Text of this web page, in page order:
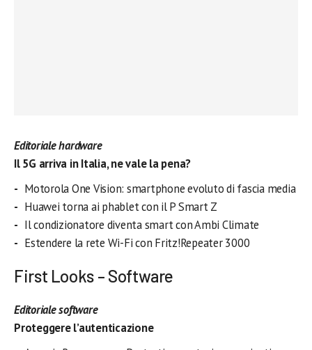
Editoriale hardware
Il 5G arriva in Italia, ne vale la pena?
Motorola One Vision: smartphone evoluto di fascia media
Huawei torna ai phablet con il P Smart Z
Il condizionatore diventa smart con Ambi Climate
Estendere la rete Wi-Fi con Fritz!Repeater 3000
First Looks – Software
Editoriale software
Proteggere l’autenticazione